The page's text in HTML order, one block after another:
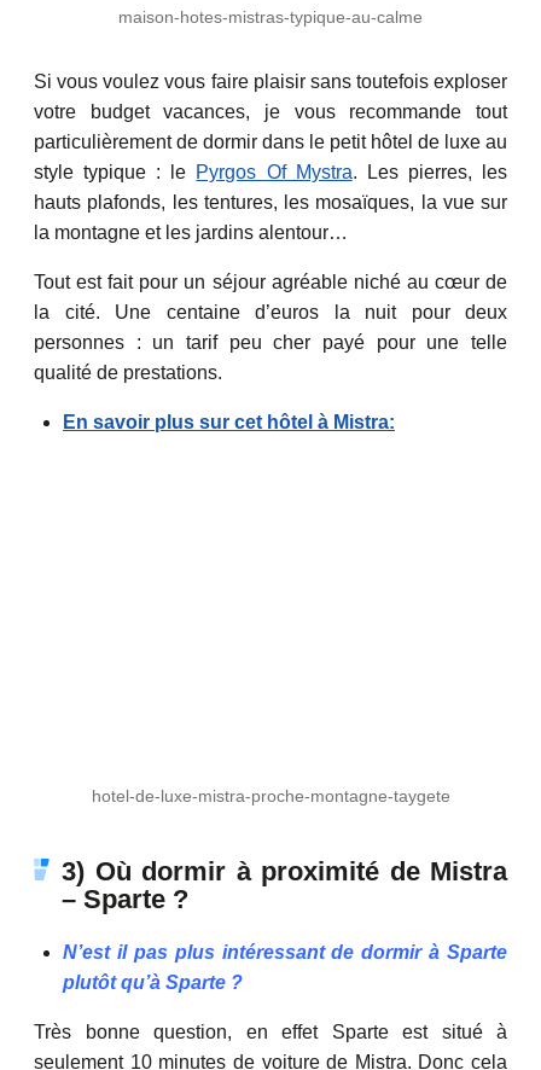
maison-hotes-mistras-typique-au-calme
Si vous voulez vous faire plaisir sans toutefois exploser
votre budget vacances, je vous recommande tout
particulièrement de dormir dans le petit hôtel de luxe au
style typique : le Pyrgos Of Mystra. Les pierres, les
hauts plafonds, les tentures, les mosaïques, la vue sur
la montagne et les jardins alentour…
Tout est fait pour un séjour agréable niché au cœur de
la cité. Une centaine d’euros la nuit pour deux
personnes : un tarif peu cher payé pour une telle
qualité de prestations.
En savoir plus sur cet hôtel à Mistra:
hotel-de-luxe-mistra-proche-montagne-taygete
3) Où dormir à proximité de Mistra
– Sparte ?
N’est il pas plus intéressant de dormir à Sparte
plutôt qu’à Sparte ?
Très bonne question, en effet Sparte est situé à
seulement 10 minutes de voiture de Mistra. Donc cela